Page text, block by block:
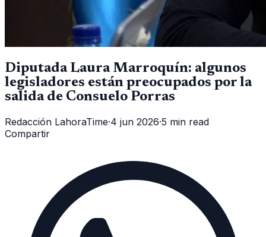
Diputada Laura Marroquín: algunos
legisladores están preocupados por la
salida de Consuelo Porras
Redacción LahoraTime·4 jun 2026·5 min read
Compartir